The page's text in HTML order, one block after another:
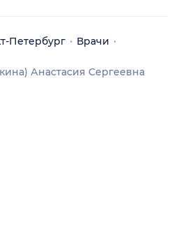
Петербург
Врачи
Анастасия Сергеевна